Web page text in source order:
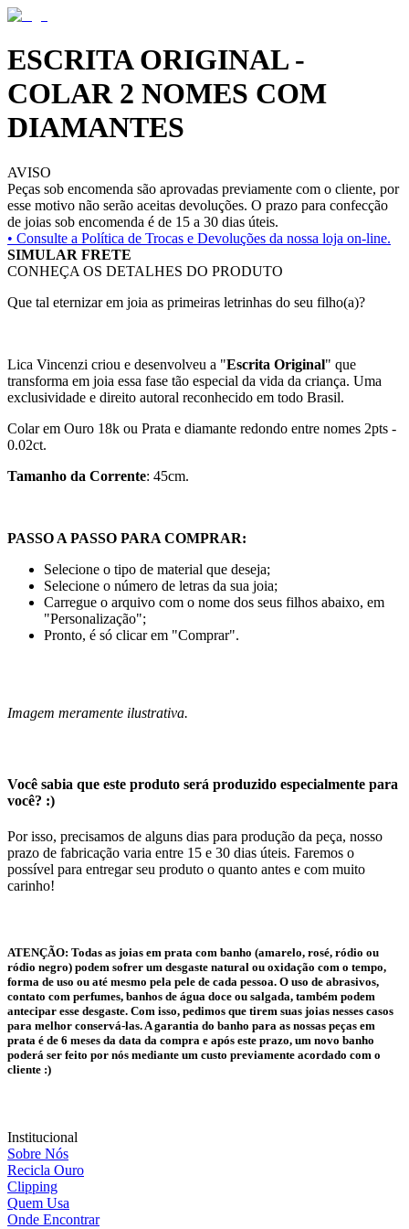
ESCRITA ORIGINAL -
COLAR 2 NOMES COM
DIAMANTES
AVISO
Peças sob encomenda são aprovadas previamente com o cliente, por
esse motivo não serão aceitas devoluções. O prazo para confecção
de joias sob encomenda é de 15 a 30 dias úteis.
• Consulte a Política de Trocas e Devoluções da nossa loja on-line.
SIMULAR FRETE
CONHEÇA OS DETALHES DO PRODUTO
Que tal eternizar em joia as primeiras letrinhas do seu filho(a)?
Lica Vincenzi criou e desenvolveu a "Escrita Original" que
transforma em joia essa fase tão especial da vida da criança. Uma
exclusividade e direito autoral reconhecido em todo Brasil.
Colar em Ouro 18k ou Prata e diamante redondo entre nomes 2pts -
0.02ct.
Tamanho da Corrente: 45cm.
PASSO A PASSO PARA COMPRAR:
Selecione o tipo de material que deseja;
Selecione o número de letras da sua joia;
Carregue o arquivo com o nome dos seus filhos abaixo, em
"Personalização";
Pronto, é só clicar em "Comprar".
Imagem meramente ilustrativa.
Você sabia que este produto será produzido especialmente para
você? :)
Por isso, precisamos de alguns dias para produção da peça, nosso
prazo de fabricação varia entre 15 e 30 dias úteis. Faremos o
possível para entregar seu produto o quanto antes e com muito
carinho!
ATENÇÃO: Todas as joias em prata com banho (amarelo, rosé, ródio ou
ródio negro) podem sofrer um desgaste natural ou oxidação com o tempo,
forma de uso ou até mesmo pela pele de cada pessoa. O uso de abrasivos,
contato com perfumes, banhos de água doce ou salgada, também podem
antecipar esse desgaste. Com isso, pedimos que tirem suas joias nesses casos
para melhor conservá-las. A garantia do banho para as nossas peças em
prata é de 6 meses da data da compra e após este prazo, um novo banho
poderá ser feito por nós mediante um custo previamente acordado com o
cliente :)
Institucional
Sobre Nós
Recicla Ouro
Clipping
Quem Usa
Onde Encontrar